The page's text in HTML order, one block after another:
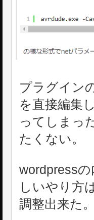
プラグイン
を直接編集
ってしまっ
たくない。
wordpress
しいやり方
調整出来た。